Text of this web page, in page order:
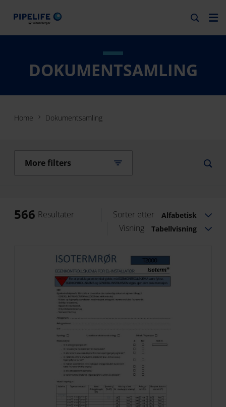
DOKUMENTSAMLING
Home Dokumentsamling
More filters
566 Resultater Sorter etter Alfabetisk
Visning Tabellvisning